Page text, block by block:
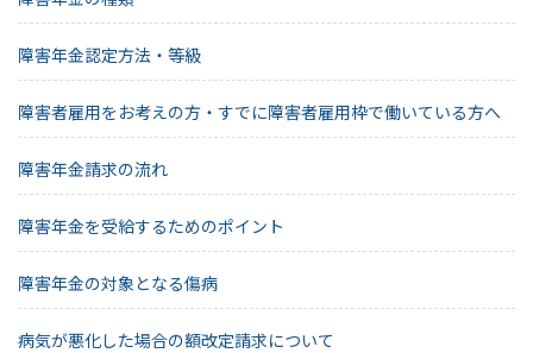
障害年金認定方法・等級
障害者雇用をお考えの方・すでに障害者雇用枠で働いている方へ
障害年金請求の流れ
障害年金を受給するためのポイント
障害年金の対象となる傷病
病気が悪化した場合の額改定請求について